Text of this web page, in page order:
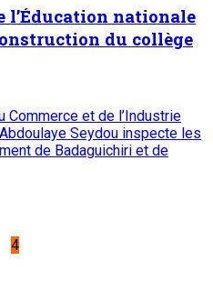
l’Éducation nationale
du collège
et de l’Industrie
Seydou inspecte les
de Badaguichiri et de
4